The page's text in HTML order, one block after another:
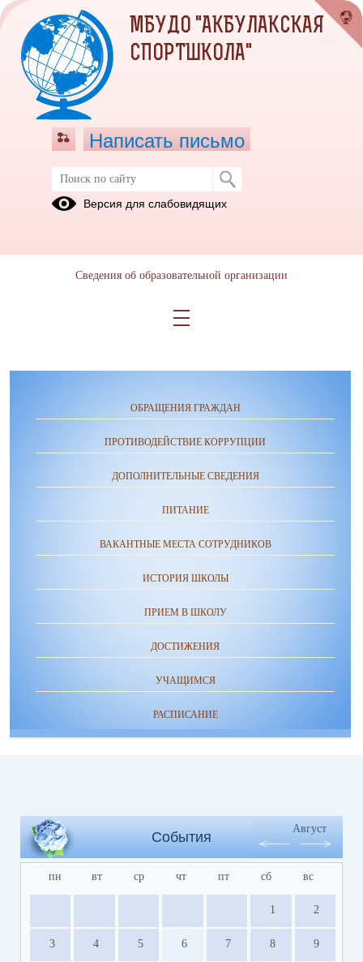
Вакантные места сотрудников
ОБРАЩЕНИЯ ГРАЖДАН
ПРОТИВОДЕЙСТВИЕ КОРРУПЦИИ
ДОПОЛНИТЕЛЬНЫЕ СВЕДЕНИЯ
ПИТАНИЕ
ВАКАНТНЫЕ МЕСТА СОТРУДНИКОВ
ИСТОРИЯ ШКОЛЫ
ПРИЕМ В ШКОЛУ
ДОСТИЖЕНИЯ
УЧАЩИМСЯ
РАСПИСАНИЕ
События
Август
пн вт ср чт пт сб вс
1 2
3 4 5 6 7 8 9
МБУДО "АКБУЛАКСКАЯ
СПОРТШКОЛА"
Написать письмо
Версия для слабовидящих
Сведения об образовательной организации